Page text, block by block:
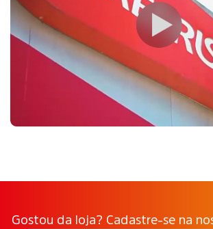
Gostou da loja? Cadastre-se na